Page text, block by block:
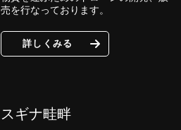
売を行なっております。
詳しくみる
スギナ畦畔